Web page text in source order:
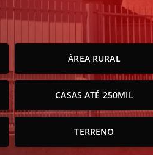
ÁREA RURAL
CASAS ATÉ 250MIL
TERRENO